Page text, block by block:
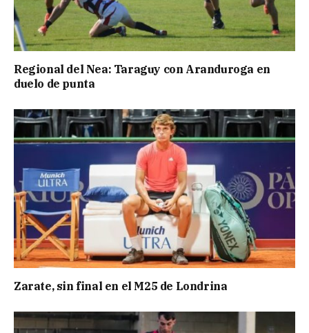
Regional del Nea: Taraguy con Aranduroga en
duelo de punta
Zarate, sin final en el M25 de Londrina